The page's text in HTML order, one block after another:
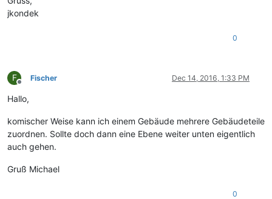
jkondek
0
F
Offline
Fischer Dec 14, 2016, 1:33 PM
Hallo,
komischer Weise kann ich einem Gebäude mehrere Gebäudeteile
zuordnen. Sollte doch dann eine Ebene weiter unten eigentlich
auch gehen.
Gruß Michael
0